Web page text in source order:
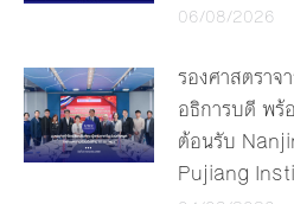
06/08/2026
รองศาสตราจ
อธิการบดี พร้
ต้อนรับ
Pujiang